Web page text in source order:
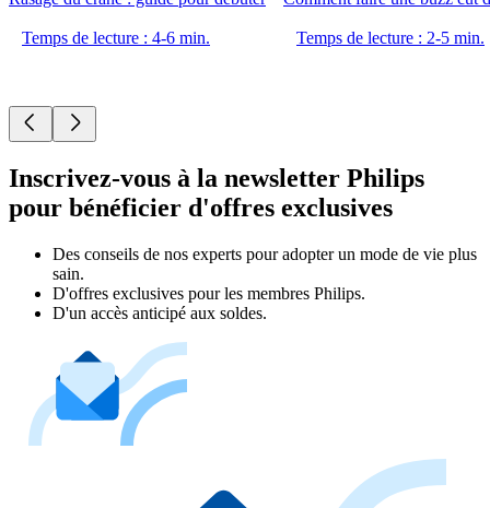
Temps de lecture : 4-6 min. Temps de lecture : 2-5 min.
Inscrivez-vous à la newsletter Philips
pour bénéficier d'offres exclusives
Des conseils de nos experts pour adopter un mode de vie plus
sain.
D'offres exclusives pour les membres Philips.
D'un accès anticipé aux soldes.